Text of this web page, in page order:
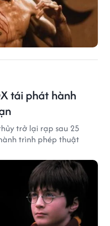
tái phát hành
trở lại rạp sau 25
trình phép thuật